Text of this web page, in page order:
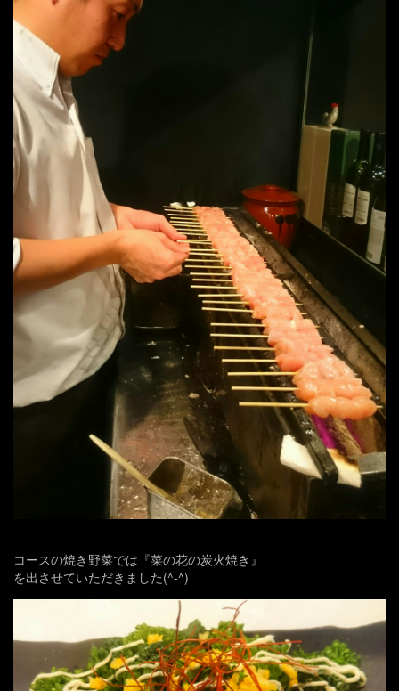
コースの焼き野菜では『菜の花の炭火焼き』
を出させていただきました(^-^)